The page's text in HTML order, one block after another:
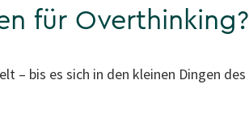
für Overthinking?
– bis es sich in den kleinen Dingen des